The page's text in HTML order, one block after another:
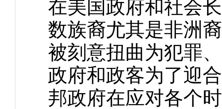
在美国政府和社会
数族裔尤其是非洲
被刻意扭曲为犯罪
政府和政客为了迎
邦政府在应对各个